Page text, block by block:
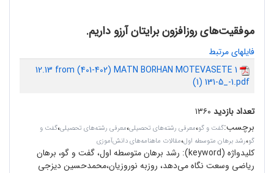
موفقیتهای روزافزون برایتان آرزو داریم.
فایلهای مرتبط
12.13 from (401-402) MATN BORHAN MOTEVASETE 1
(1) 131-5_-1.pdf
تعداد بازدید ۱۳۶۰
برچسب:گفت و گو،معرفی رشته‌های تحصیلی،معرفی رشته‌‌های تحصیلی،گفت و
گو،رشد برهان متوسطه اول،مقالات ماهنامه‌های دانش‌آموزی
کلیدواژه (keyword):
رشد برهان متوسطه اول، گفت‌ و گو، برهان
ریاضی وسعت نگاه می‌دهد، روزبه نوروزیان،محمدحسین دیزجی